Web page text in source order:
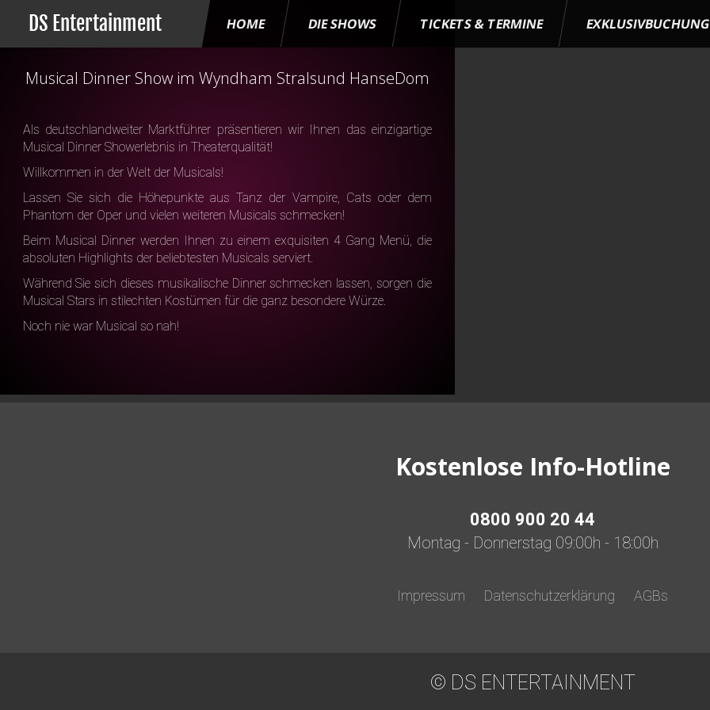
DS Entertainment HOME DIE SHOWS TICKETS & TERMINE EXKLUSIVBUCHUNG
Musical Dinner Show im Wyndham Stralsund HanseDom
Als deutschlandweiter Marktführer präsentieren wir Ihnen das einzigartige
Musical Dinner Showerlebnis in Theaterqualität!
Willkommen in der Welt der Musicals!
Lassen Sie sich die Höhepunkte aus Tanz der Vampire, Cats oder dem
Phantom der Oper und vielen weiteren Musicals schmecken!
Beim Musical Dinner werden Ihnen zu einem exquisiten 4 Gang Menü, die
absoluten Highlights der beliebtesten Musicals serviert.
Während Sie sich dieses musikalische Dinner schmecken lassen, sorgen die
Musical Stars in stilechten Kostümen für die ganz besondere Würze.
Noch nie war Musical so nah!
Kostenlose Info-Hotline
0800 900 20 44
Montag - Donnerstag 09:00h - 18:00h
Impressum Datenschutzerklärung AGBs
© DS ENTERTAINMENT